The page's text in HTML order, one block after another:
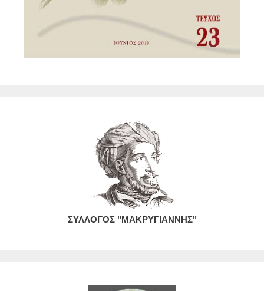
ΣΥΛΛΟΓΟΣ "ΜΑΚΡΥΓΙΑΝΝΗΣ"